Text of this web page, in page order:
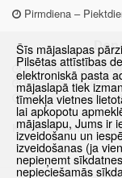
Pirmdiena –
Pirmdiena,
Otrdiena, Trešdiena:
Piektdiena: 8.30 –
Klātienes
Šīs mājaslapas
Pilsētas attīstības
elektroniskā pasta
mājaslapā tiek
tīmekļa vietnes
lai apkopotu
mājaslapu, Jums ir
izveidošanu un
izveidošanas (ja
nepieņemt
nepieciešamās